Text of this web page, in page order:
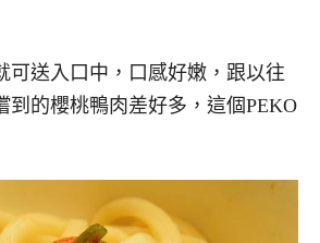
可送入口中，口感好嫩，跟以往
到的櫻桃鴨肉差好多，這個PEKO